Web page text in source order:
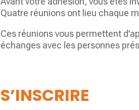
Quatre réunions ont lieu chaque
Ces réunions vous permettent
échanges avec les personnes
S’INSCRIRE